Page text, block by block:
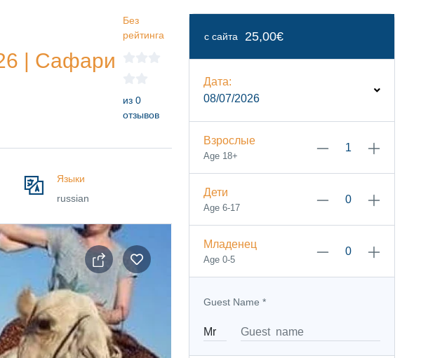
| Сафари
Без
рейтинга
из 0
отзывов
Языки
russian
с сайта 25,00€
Дата:
08/07/2026
Взрослые
Age 18+
Дети
Age 6-17
Младенец
Age 0-5
Guest Name *